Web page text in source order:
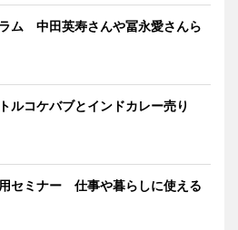
ム 中田英寿さんや冨永愛さんら
コケバブとインドカレー売り
セミナー 仕事や暮らしに使える